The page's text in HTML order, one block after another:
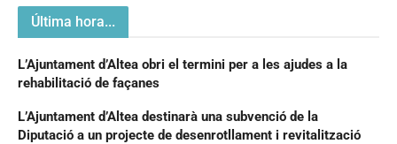
Última hora...
L’Ajuntament d’Altea obri el termini per a les ajudes a la
rehabilitació de façanes
L’Ajuntament d’Altea destinarà una subvenció de la
Diputació a un projecte de desenrotllament i revitalització